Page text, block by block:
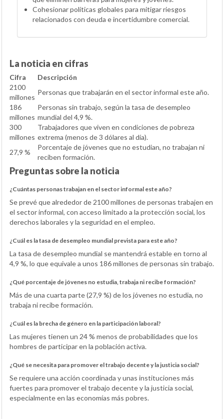
Cohesionar políticas globales para mitigar riesgos
relacionados con deuda e incertidumbre comercial.
La noticia en cifras
Cifra
Descripción
2100
millones
Personas que trabajarán en el sector informal este año.
186
millones
Personas sin trabajo, según la tasa de desempleo
mundial del 4,9 %.
300
millones
Trabajadores que viven en condiciones de pobreza
extrema (menos de 3 dólares al día).
27,9 %
Porcentaje de jóvenes que no estudian, no trabajan ni
reciben formación.
Preguntas sobre la noticia
¿Cuántas personas trabajan en el sector informal este año?
Se prevé que alrededor de 2100 millones de personas trabajen en
el sector informal, con acceso limitado a la protección social, los
derechos laborales y la seguridad en el empleo.
¿Cuál es la tasa de desempleo mundial prevista para este año?
La tasa de desempleo mundial se mantendrá estable en torno al
4,9 %, lo que equivale a unos 186 millones de personas sin trabajo.
¿Qué porcentaje de jóvenes no estudia, trabaja ni recibe formación?
Más de una cuarta parte (27,9 %) de los jóvenes no estudia, no
trabaja ni recibe formación.
¿Cuál es la brecha de género en la participación laboral?
Las mujeres tienen un 24 % menos de probabilidades que los
hombres de participar en la población activa.
¿Qué se necesita para promover el trabajo decente y la justicia social?
Se requiere una acción coordinada y unas instituciones más
fuertes para promover el trabajo decente y la justicia social,
especialmente en las economías más pobres.